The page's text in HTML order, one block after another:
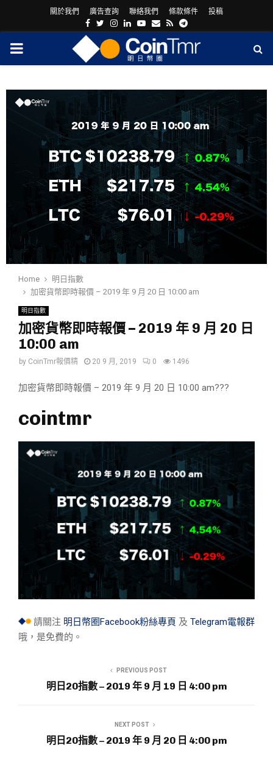
關於我們 廣告查詢 聯絡我們 條款條件 投稿
Facebook
Twitter
Instagram
LinkedinYoutube
Email
RssTelegram
PRIMARY
Home
明日指數
加密貨幣即時報價 – 2019 年 9 月 20 日 10:00 am
明日指數
加密貨幣即時報價 – 2019 年 9 月 20 日
10:00 am
by CoinTmr報價精 20 9 月, 2019 0 1496
加密貨幣即時報價 – 2019 年 9 月 20 日 10:00 am???
cointmr
請關注 明日幣圈Facebook粉絲專頁 及 Telegram電報群
哦，是免費的。
PREVIOUS POST
明日20指數 – 2019 年 9 月 19 日 4:00 pm
NEXT POST
明日20指數 – 2019 年 9 月 20 日 4:00 pm